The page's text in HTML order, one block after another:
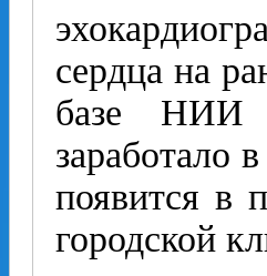
сердца на
базе НИИ
заработало
появится в
городской